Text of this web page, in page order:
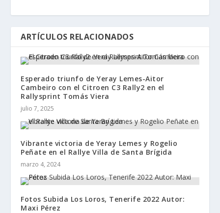
ARTÍCULOS RELACIONADOS
Esperado triunfo de Yeray Lemes-Aitor
Cambeiro con el Citroen C3 Rally2 en el
Rallysprint Tomás Viera
julio 7, 2025
Vibrante victoria de Yeray Lemes y Rogelio
Peñate en el Rallye Villa de Santa Brígida
marzo 4, 2024
Fotos Subida Los Loros, Tenerife 2022 Autor:
Maxi Pérez